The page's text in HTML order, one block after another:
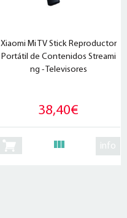
Xiaomi Mi TV Stick Reproductor
Portátil de Contenidos Streami
ng - Televisores
38,40€
info